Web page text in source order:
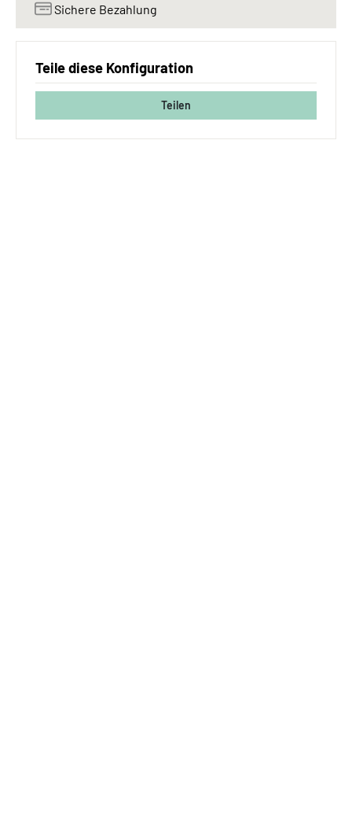
Sichere Bezahlung
Teile diese Konfiguration
Teilen